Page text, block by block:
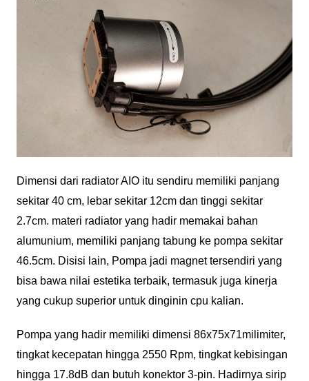
Dimensi dari radiator AIO itu sendiru memiliki panjang
sekitar 40 cm, lebar sekitar 12cm dan tinggi sekitar
2.7cm. materi radiator yang hadir memakai bahan
alumunium, memiliki panjang tabung ke pompa sekitar
46.5cm. Disisi lain, Pompa jadi magnet tersendiri yang
bisa bawa nilai estetika terbaik, termasuk juga kinerja
yang cukup superior untuk dinginin cpu kalian.
Pompa yang hadir memiliki dimensi 86x75x71milimiter,
tingkat kecepatan hingga 2550 Rpm, tingkat kebisingan
hingga 17.8dB dan butuh konektor 3-pin. Hadirnya sirip